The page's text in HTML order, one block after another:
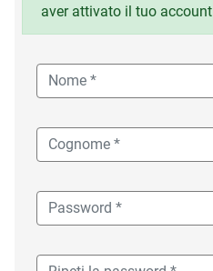
aver attivato il tuo account